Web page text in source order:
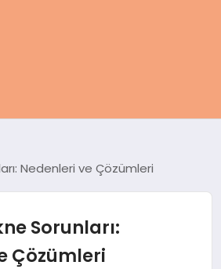
Nedenleri ve Çözümleri
Sorunları:
Çözümleri